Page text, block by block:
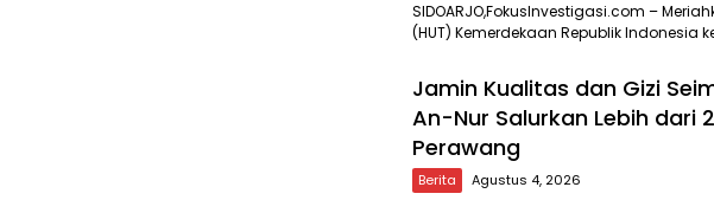
SIDOARJO,FokusInvestigasi.com –
(HUT) Kemerdekaan Republik Indonesia
Jamin Kualitas dan Gizi
An-Nur Salurkan Lebih dari
Perawang
Berita Agustus 4, 2026